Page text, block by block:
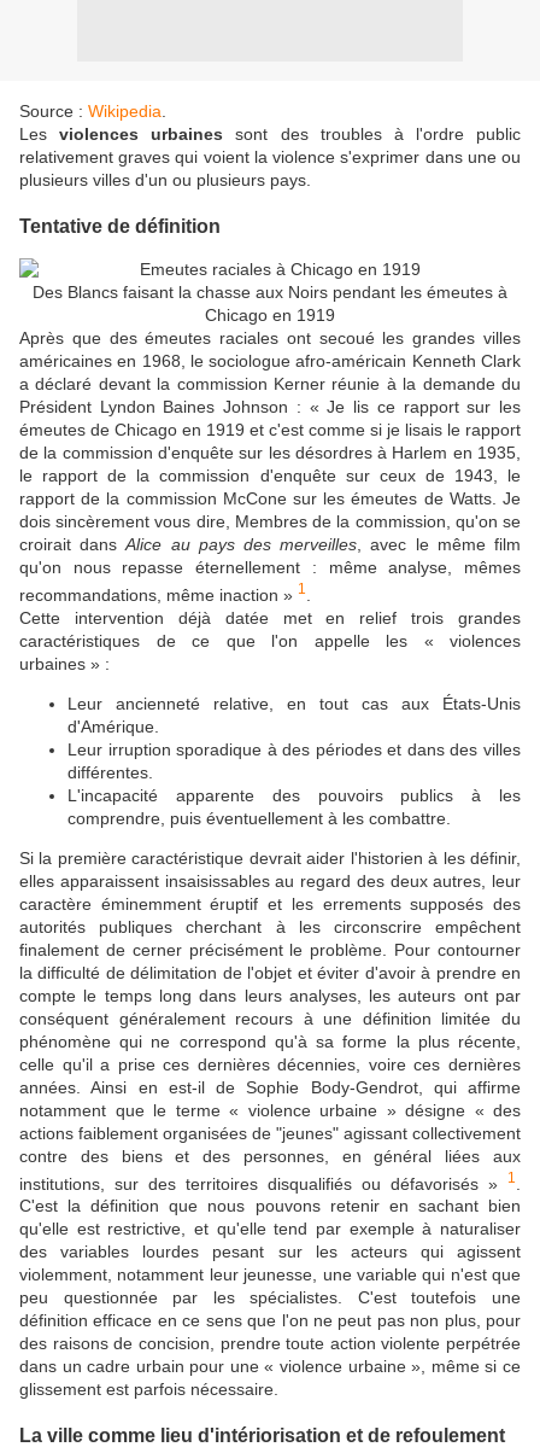
Source : Wikipedia
Lesviolences urbaines sont des troubles à l'ordre public
relativement graves qui voient la violence s'exprimer dans une ou
plusieurs villes d'un ou plusieurs pays.
Tentative de définition
Des Blancs faisant la chasse aux Noirs pendant les émeutes à
Chicago en 1919
Après que des émeutes raciales ont secoué les grandes villes
américaines en 1968, le sociologue afro-américain Kenneth Clark
a déclaré devant la commission Kerner réunie à la demande du
Président Lyndon Baines Johnson : « Je lis ce rapport sur les
émeutes de Chicago en 1919 et c'est comme si je lisais le rapport
de la commission d'enquête sur les désordres à Harlem en 1935,
le rapport de la commission d'enquête sur ceux de 1943, le
rapport de la commission McCone sur les émeutes de Watts. Je
dois sincèrement vous dire, Membres de la commission, qu'on se
croirait dansAlice au pays des merveilles , avec le même film
qu'on nous repasse éternellement : même analyse, mêmes
recommandations, même inaction » 1
Cette intervention déjà datée met en relief trois grandes
caractéristiques de ce que l'on appelle les « violences
urbaines » :
Leur ancienneté relative, en tout cas aux États-Unis
d'Amérique.
Leur irruption sporadique à des périodes et dans des villes
différentes.
L'incapacité apparente des pouvoirs publics à les
comprendre, puis éventuellement à les combattre.
Si la première caractéristique devrait aider l'historien à les définir,
elles apparaissent insaisissables au regard des deux autres, leur
caractère éminemment éruptif et les errements supposés des
autorités publiques cherchant à les circonscrire empêchent
finalement de cerner précisément le problème. Pour contourner
la difficulté de délimitation de l'objet et éviter d'avoir à prendre en
compte le temps long dans leurs analyses, les auteurs ont par
conséquent généralement recours à une définition limitée du
phénomène qui ne correspond qu'à sa forme la plus récente,
celle qu'il a prise ces dernières décennies, voire ces dernières
années. Ainsi en est-il de Sophie Body-Gendrot, qui affirme
notamment que le terme « violence urbaine » désigne « des
actions faiblement organisées de "jeunes" agissant collectivement
contre des biens et des personnes, en général liées aux
institutions, sur des territoires disqualifiés ou défavorisés »
1
C'est la définition que nous pouvons retenir en sachant bien
qu'elle est restrictive, et qu'elle tend par exemple à naturaliser
des variables lourdes pesant sur les acteurs qui agissent
violemment, notamment leur jeunesse, une variable qui n'est que
peu questionnée par les spécialistes. C'est toutefois une
définition efficace en ce sens que l'on ne peut pas non plus, pour
des raisons de concision, prendre toute action violente perpétrée
dans un cadre urbain pour une « violence urbaine », même si ce
glissement est parfois nécessaire.
La ville comme lieu d'intériorisation et de refoulement